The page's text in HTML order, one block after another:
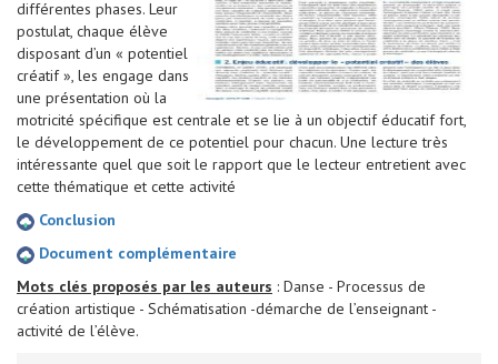
différentes phases. Leur
postulat, chaque élève
disposant d’un « potentiel
créatif », les engage dans
une présentation où la
motricité spécifique est centrale et se lie à un objectif éducatif fort,
le développement de ce potentiel pour chacun. Une lecture très
intéressante quel que soit le rapport que le lecteur entretient avec
cette thématique et cette activité
Conclusion
Document complémentaire
Mots clés proposés par les auteurs : Danse - Processus de
création artistique - Schématisation -démarche de l’enseignant -
activité de l’élève.